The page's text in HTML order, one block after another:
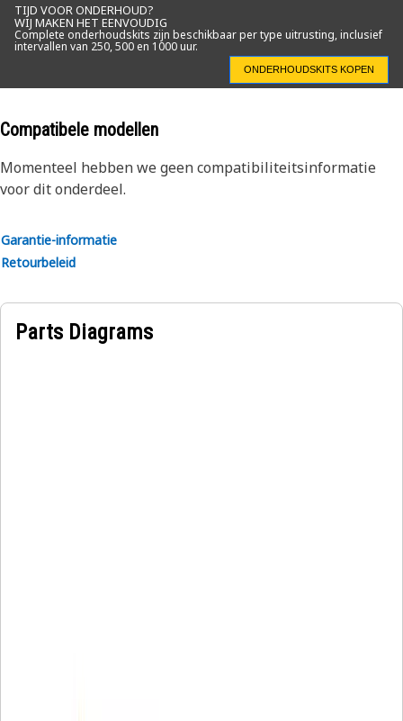
TIJD VOOR ONDERHOUD?
WIJ MAKEN HET EENVOUDIG
Complete onderhoudskits zijn beschikbaar per type uitrusting, inclusief
intervallen van 250, 500 en 1000 uur.
ONDERHOUDSKITS KOPEN
Compatibele modellen
Momenteel hebben we geen compatibiliteitsinformatie
voor dit onderdeel.
Garantie-informatie
Retourbeleid
Parts Diagrams